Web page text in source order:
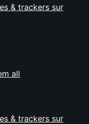
& trackers sur
all
& trackers sur